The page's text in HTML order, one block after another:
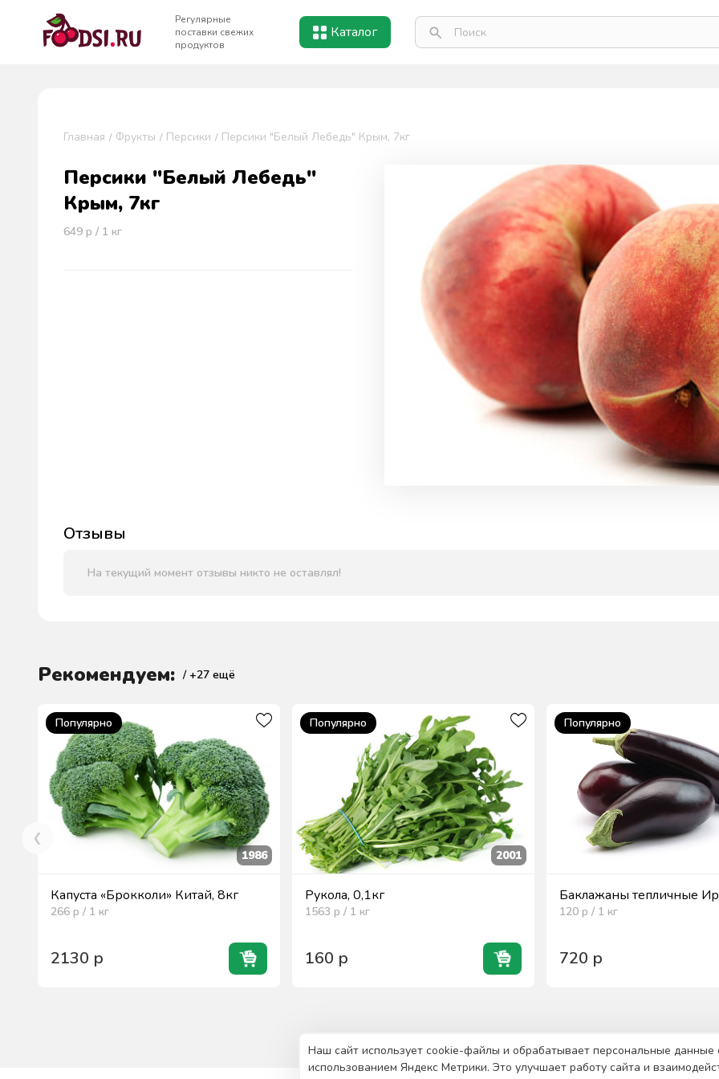
Регулярные
поставки свежих
продуктов
Каталог
Главная Фрукты Персики Персики "Белый Лебедь" Крым, 7кг
Персики "Белый Лебедь"
Крым, 7кг
649 р / 1 кг
Отзывы
На текущий момент отзывы никто не оставлял!
Рекомендуем: / +27 ещё
Популярно
1986
Капуста «Брокколи» Китай, 8кг
266 р / 1 кг
2130 р
Популярно
2001
Рукола, 0,1кг
1563 р / 1 кг
160 р
Популярно
Баклажаны тепличные
120 р / 1 кг
720 р
Наш сайт использует cookie-файлы и обрабатывает персональные данные
использованием Яндекс Метрики. Это улучшает работу сайта и